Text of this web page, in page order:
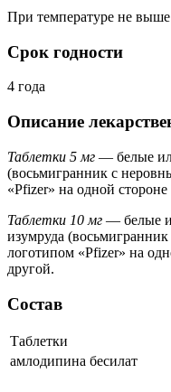
При температуре не выше
Срок годности
4 года
Описание
Таблетки 5 мг — белые
(восьмигранник с
«Pfizer» на одной
Таблетки 10 мг — белые
изумруда
логотипом «Pfizer» на
другой.
Состав
Таблетки
амлодипина бесилат